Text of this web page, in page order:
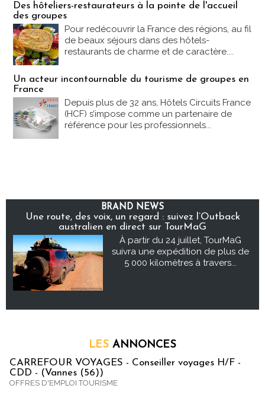
Des hôteliers-restaurateurs à la pointe de l'accueil
des groupes
Pour redécouvrir la France des régions, au fil
de beaux séjours dans des hôtels-
restaurants de charme et de caractère....
Un acteur incontournable du tourisme de groupes en
France
Depuis plus de 32 ans, Hôtels Circuits France
(HCF) s’impose comme un partenaire de
référence pour les professionnels...
BRAND NEWS
Une route, des voix, un regard : suivez l’Outback
australien en direct sur TourMaG
À partir du 24 juillet, TourMaG
suivra une expédition de plus de
5 000 kilomètres à travers...
LES ANNONCES
CARREFOUR VOYAGES - Conseiller voyages H/F -
CDD - (Vannes (56))
OFFRES D'EMPLOI TOURISME